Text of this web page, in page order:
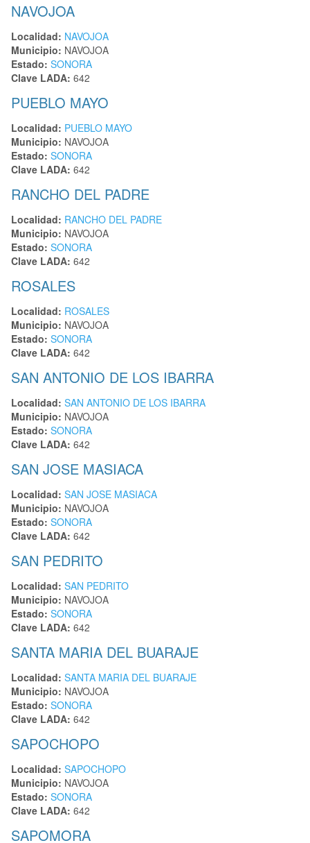
NAVOJOA
Localidad: NAVOJOA
Municipio: NAVOJOA
Estado: SONORA
Clave LADA: 642
PUEBLO MAYO
Localidad: PUEBLO MAYO
Municipio: NAVOJOA
Estado: SONORA
Clave LADA: 642
RANCHO DEL PADRE
Localidad: RANCHO DEL PADRE
Municipio: NAVOJOA
Estado: SONORA
Clave LADA: 642
ROSALES
Localidad: ROSALES
Municipio: NAVOJOA
Estado: SONORA
Clave LADA: 642
SAN ANTONIO DE LOS IBARRA
Localidad: SAN ANTONIO DE LOS IBARRA
Municipio: NAVOJOA
Estado: SONORA
Clave LADA: 642
SAN JOSE MASIACA
Localidad: SAN JOSE MASIACA
Municipio: NAVOJOA
Estado: SONORA
Clave LADA: 642
SAN PEDRITO
Localidad: SAN PEDRITO
Municipio: NAVOJOA
Estado: SONORA
Clave LADA: 642
SANTA MARIA DEL BUARAJE
Localidad: SANTA MARIA DEL BUARAJE
Municipio: NAVOJOA
Estado: SONORA
Clave LADA: 642
SAPOCHOPO
Localidad: SAPOCHOPO
Municipio: NAVOJOA
Estado: SONORA
Clave LADA: 642
SAPOMORA